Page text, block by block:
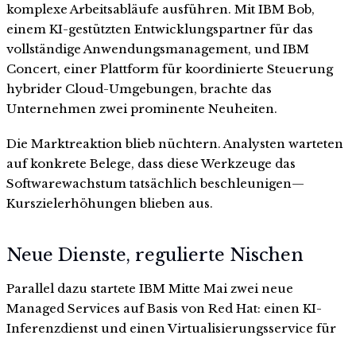
komplexe Arbeitsabläufe ausführen. Mit IBM Bob,
einem KI-gestützten Entwicklungspartner für das
vollständige Anwendungsmanagement, und IBM
Concert, einer Plattform für koordinierte Steuerung
hybrider Cloud-Umgebungen, brachte das
Unternehmen zwei prominente Neuheiten.
Die Marktreaktion blieb nüchtern. Analysten warteten
auf konkrete Belege, dass diese Werkzeuge das
Softwarewachstum tatsächlich beschleunigen—
Kurszielerhöhungen blieben aus.
Neue Dienste, regulierte Nischen
Parallel dazu startete IBM Mitte Mai zwei neue
Managed Services auf Basis von Red Hat: einen KI-
Inferenzdienst und einen Virtualisierungsservice für